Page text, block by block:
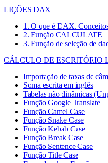
LIÇÕES DAX
1. O que é DAX.
2. Função CALCULATE
3. Função de seleção de
CÁLCULO DE ESCRITÓRIO
Importação de taxas de
Soma escrita em inglês
Tabelas não dinâmicas
Função Google Translate
Função Camel Case
Função Snake Case
Função Kebab Case
Função Break Case
Função Sentence Case
Função Title Case